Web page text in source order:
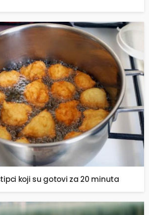
koji su gotovi za 20 minuta